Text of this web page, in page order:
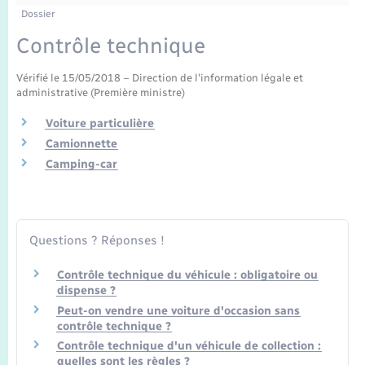
Mariage – PACS
Parrainage civil
Recensement
Dossier
Contrôle technique
Vérifié le 15/05/2018 – Direction de l'information légale et
administrative (Première ministre)
Voiture particulière
Camionnette
Camping-car
Questions ? Réponses !
Contrôle technique du véhicule : obligatoire ou
dispense ?
Peut-on vendre une voiture d'occasion sans
contrôle technique ?
Contrôle technique d'un véhicule de collection :
quelles sont les règles ?